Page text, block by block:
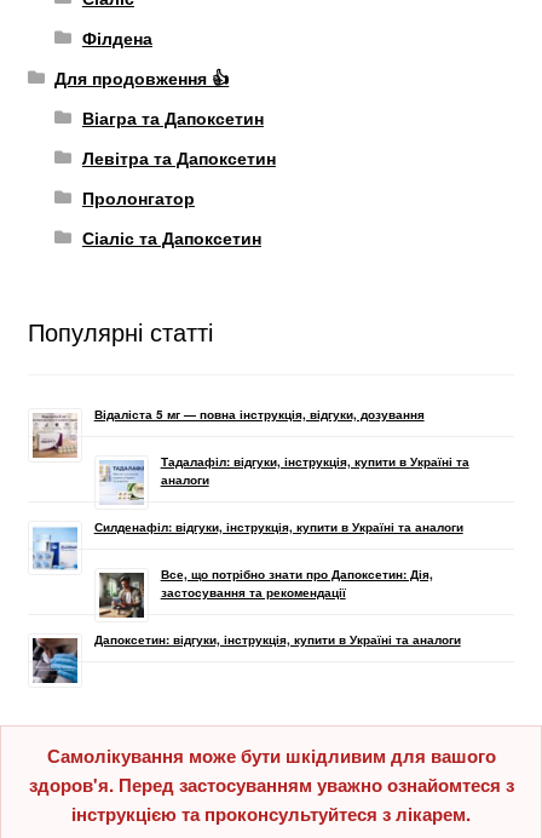
Філдена
Для продовження 👍
Віагра та Дапоксетин
Левітра та Дапоксетин
Пролонгатор
Сіаліс та Дапоксетин
Популярні статті
Відаліста 5 мг — повна інструкція, відгуки, дозування
Тадалафіл: відгуки, інструкція, купити в Україні та
аналоги
Силденафіл: відгуки, інструкція, купити в Україні та аналоги
Все, що потрібно знати про Дапоксетин: Дія,
застосування та рекомендації
Дапоксетин: відгуки, інструкція, купити в Україні та аналоги
Самолікування може бути шкідливим для вашого
здоров'я. Перед застосуванням уважно ознайомтеся з
інструкцією та проконсультуйтеся з лікарем.